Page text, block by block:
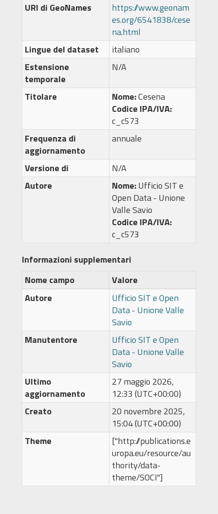
URI di GeoNames
https://www.geonam
es.org/6541838/cese
na.html
Lingue del dataset
italiano
Estensione
temporale
N/A
Titolare Nome:Cesena
Codice IPA/IVA:
c_c573
Frequenza di
aggiornamento
annuale
Versione di
N/A
Autore
Nome:Ufficio SIT e
Open Data - Unione
Valle Savio
Codice IPA/IVA:
c_c573
Informazioni supplementari
Nome campo
Valore
Autore
Ufficio SIT e Open
Data - Unione Valle
Savio
Manutentore
Ufficio SIT e Open
Data - Unione Valle
Savio
Ultimo
aggiornamento
27 maggio 2026,
12:33 (UTC+00:00)
Creato
20 novembre 2025,
15:04 (UTC+00:00)
Theme
["http://publications.e
uropa.eu/resource/au
thority/data-
theme/SOCI"]